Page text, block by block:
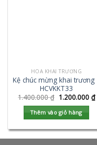
HOA KHAI TRƯƠNG
Kệ chúc mừng khai trương
HCVKKT33
1.400.000₫ 1.200.000 ₫
Thêm vào giỏ hàng